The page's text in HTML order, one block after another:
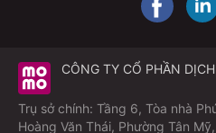
Hỗ trợ khách hàng 24/7.
CÔNG TY CỔ PHẦN
Trụ sở chính: Tầng 6, Tòa nhà
Hoàng Văn Thái, Phường Tân